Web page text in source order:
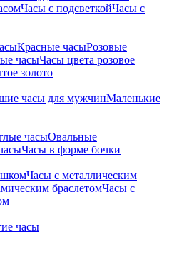
Часы с подсветкойЧасы с
Красные часыРозовые
часыЧасы цвета розовое
золото
часы для мужчинМаленькие
часыОвальные
Часы в форме бочки
Часы с металлическим
браслетомЧасы с
часы